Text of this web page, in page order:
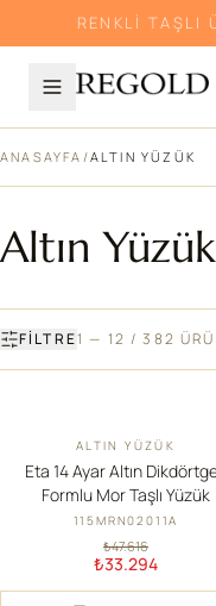
RENKLİ TAŞLI
ANASAYFA /ALTIN YÜZÜK
Altın Yüzük
FILTRE1 — 12 / 382
İNDIRIMALTIN YÜZÜK
Eta 14 Ayar Altın
Formlu Mor Taşlı Yüzük
115MRN02011A
₺47.616
₺33.294